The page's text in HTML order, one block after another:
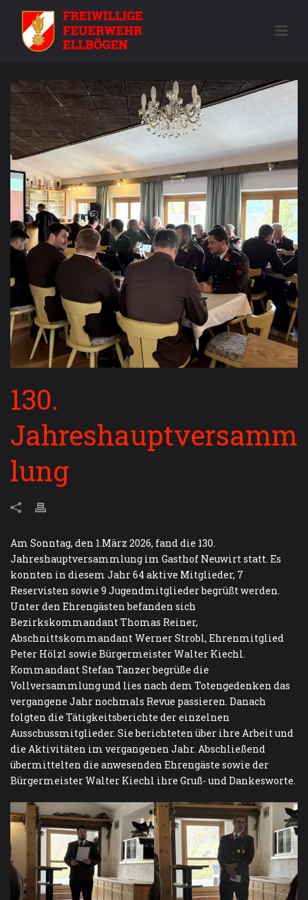
130.
Jahreshauptversamm
lung
Am Sonntag, den 1.März 2026, fand die 130.
Jahreshauptversammlung im Gasthof Neuwirt statt. Es
konnten in diesem Jahr 64 aktive Mitglieder, 7
Reservisten sowie 9 Jugendmitglieder begrüßt werden.
Unter den Ehrengästen befanden sich
Bezirkskommandant Thomas Reiner,
Abschnittskommandant Werner Strobl, Ehrenmitglied
Peter Hölzl sowie Bürgermeister Walter Kiechl.
Kommandant Stefan Tanzer begrüße die
Vollversammlung und lies nach dem Totengedenken das
vergangene Jahr nochmals Revue passieren. Danach
folgten die Tätigkeitsberichte der einzelnen
Ausschussmitglieder. Sie berichteten über ihre Arbeit und
die Aktivitäten im vergangenen Jahr. Abschließend
übermittelten die anwesenden Ehrengäste sowie der
Bürgermeister Walter Kiechl ihre Gruß- und Dankesworte.